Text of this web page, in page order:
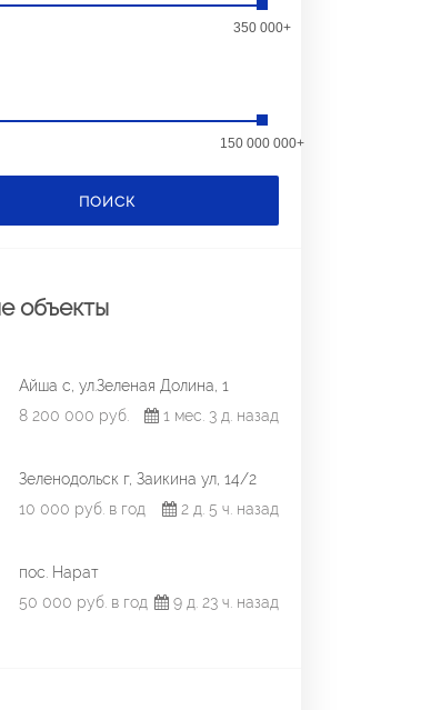
350 000+
150 000 000+
ПОИСК
объекты
Айша с, ул.Зеленая Долина, 1
8 200 000 руб.
1 мес. 3 д. назад
Зеленодольск г, Заикина ул, 14/2
10 000 руб. в год
2 д. 5 ч. назад
пос. Нарат
50 000 руб. в год
9 д. 23 ч. назад